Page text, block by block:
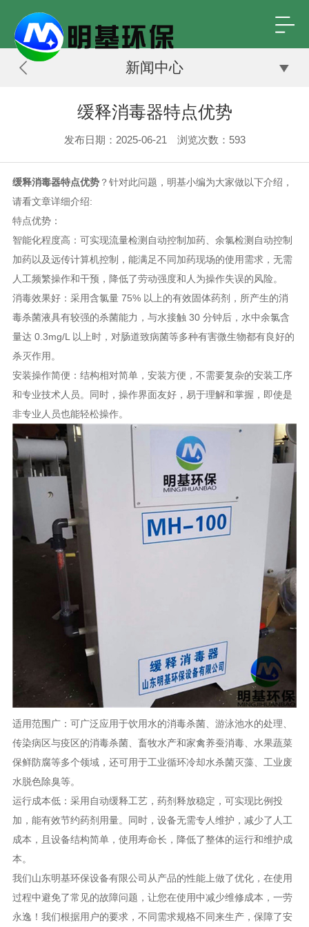
新闻中心
缓释消毒器特点优势
发布日期：2025-06-21 浏览次数： 593
缓释消毒器特点优势？针对此问题，明基小编为大家做以下介绍，
请看文章详细介绍:
特点优势：
智能化程度高：可实现流量检测自动控制加药、余氯检测自动控制
加药以及远传计算机控制，能满足不同加药现场的使用需求，无需
人工频繁操作和干预，降低了劳动强度和人为操作失误的风险。
消毒效果好：采用含氯量 75% 以上的有效固体药剂，所产生的消
毒杀菌液具有较强的杀菌能力，与水接触 30 分钟后，水中余氯含
量达 0.3mg/L 以上时，对肠道致病菌等多种有害微生物都有良好的
杀灭作用。
安装操作简便：结构相对简单，安装方便，不需要复杂的安装工序
和专业技术人员。同时，操作界面友好，易于理解和掌握，即使是
非专业人员也能轻松操作。
适用范围广：可广泛应用于饮用水的消毒杀菌、游泳池水的处理、
传染病区与疫区的消毒杀菌、畜牧水产和家禽养蚕消毒、水果蔬菜
保鲜防腐等多个领域，还可用于工业循环冷却水杀菌灭藻、工业废
水脱色除臭等。
运行成本低：采用自动缓释工艺，药剂释放稳定，可实现比例投
加，能有效节约药剂用量。同时，设备无需专人维护，减少了人工
成本，且设备结构简单，使用寿命长，降低了整体的运行和维护成
本。
我们山东明基环保设备有限公司从产品的性能上做了优化，在使用
过程中避免了常见的故障问题，让您在使用中减少维修成本，一劳
永逸！我们根据用户的要求，不同需求规格不同来生产，保障了安